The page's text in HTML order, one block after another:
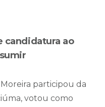
candidatura ao
participou da
votou como